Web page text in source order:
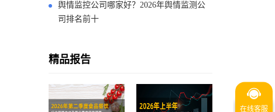
舆情监控公司哪家好？2026年舆情监测公
司排名前十
精品报告